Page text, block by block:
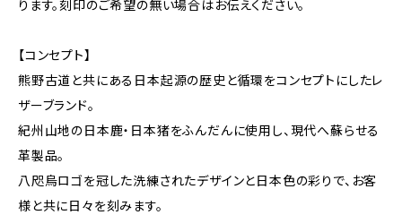
ります。刻印のご希望の無い場合はお伝えください。
【コンセプト】
熊野古道と共にある日本起源の歴史と循環をコンセプトにしたレ
ザーブランド。
紀州山地の日本鹿・日本猪をふんだんに使用し、現代へ蘇らせる
革製品。
八咫烏ロゴを冠した洗練されたデザインと日本色の彩りで、お客
様と共に日々を刻みます。